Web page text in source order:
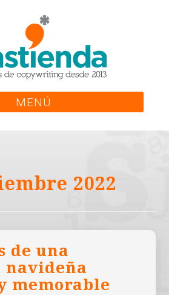
MENÚ
2022
de una
navideña
memorable